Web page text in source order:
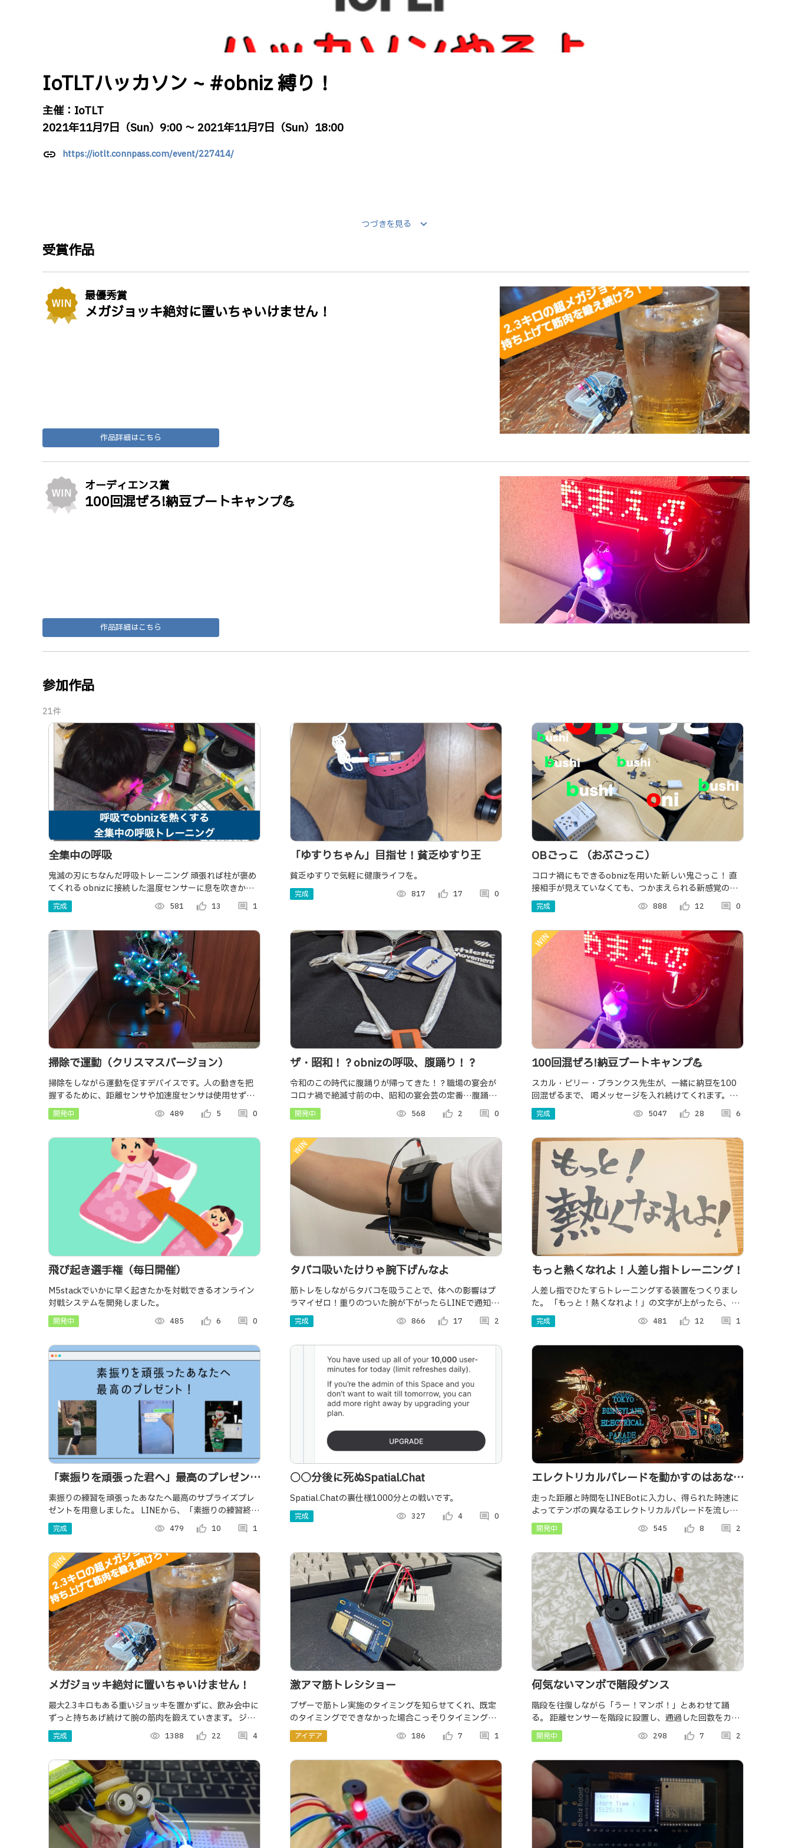
IoTLTハッカソン ~ #obniz 縛り！
主催：IoTLT
2021年11月7日（Sun）9:00 ～ 2021年11月7日（Sun）18:00
link https://iotlt.connpass.com/event/227414/
つづきを見る keyboard_arrow_down
受賞作品
最優秀賞
メガジョッキ絶対に置いちゃいけません！
作品詳細はこちら
オーディエンス賞
100回混ぜろ!納豆ブートキャンプ💪
作品詳細はこちら
参加作品
21件
全集中の呼吸
鬼滅の刃にちなんだ呼吸トレーニング 頑張れば柱が褒め
てくれる obnizに接続した温度センサーに息を吹きかけ
て温めることで、肺活量を鍛えることを目的としたトレ
ーニングデバイスです。
完成 visibility 581 thumb_up_alt 13 comment 1
「ゆすりちゃん」目指せ！貧乏ゆすり王
貧乏ゆすりで気軽に健康ライフを。
完成 visibility 817 thumb_up_alt 17 comment 0
OBごっこ （おぶごっこ）
コロナ禍にもできるobnizを用いた新しい鬼ごっこ！ 直
接相手が見えていなくても、つかまえられる新感覚の鬼
ごっこ。 デジタル技術とリアルの融合で新たな戦術が生
まれるかも...？
完成 visibility 888 thumb_up_alt 12 comment 0
掃除で運動（クリスマスバージョン）
掃除をしながら運動を促すデバイスです。人の動きを把
握するために、距離センサや加速度センサは使用せず、
obnizのBLEの電波強度を使用しました。このため、
obnizとスマホがあれば使用できます。
開発中 visibility 489 thumb_up_alt 5 comment 0
ザ・昭和！？obnizの呼吸、腹踊り！？
令和のこの時代に腹踊りが帰ってきた！？職場の宴会が
コロナ禍で絶滅寸前の中、昭和の宴会芸の定番…腹踊り
が新たな価値をもってくる！？
開発中 visibility 568 thumb_up_alt 2 comment 0
100回混ぜろ!納豆ブートキャンプ💪
スカル・ビリー・ブランクス先生が、一緒に納豆を100
回混ぜるまで、 喝メッセージを入れ続けてくれます。ず
っと目を光らせているので、 納豆の粘りも、あなたの粘
り強さも、見逃す心配ございません。
完成 visibility 5047 thumb_up_alt 28 comment 6
飛び起き選手権（毎日開催）
M5stackでいかに早く起きたかを対戦できるオンライン
対戦システムを開発しました。
開発中 visibility 485 thumb_up_alt 6 comment 0
タバコ吸いたけりゃ腕下げんなよ
筋トレをしながらタバコを吸うことで、体への影響はプ
ラマイゼロ！重りのついた腕が下がったらLINEで通知さ
れ赤ランプが点灯！そして罰ゲームが待っている、、、
完成 visibility 866 thumb_up_alt 17 comment 2
もっと熱くなれよ！人差し指トレーニング！
人差し指でひたすらトレーニングする装置をつくりまし
た。 「もっと！熱くなれよ！」の文字が上がったら、修
造を起き上がらせろ！
完成 visibility 481 thumb_up_alt 12 comment 1
「素振りを頑張った君へ」最高のプレゼン
ト！！
素振りの練習を頑張ったあなたへ最高のサプライズプレ
ゼントを用意しました。 LINEから、「素振りの練習終わ
ったよ！」と伝えると返信がきて、サプライズの音楽が
流れるシステムを制作しました。
完成 visibility 479 thumb_up_alt 10 comment 1
○○分後に死ぬSpatial.Chat
Spatial.Chatの裏仕様1000分との戦いです。
完成 visibility 327 thumb_up_alt 4 comment 0
エレクトリカルパレードを動かすのはあなた
だ
走った距離と時間をLINEBotに入力し、得られた時速に
よってテンポの異なるエレクトリカルパレードを流しま
す。
開発中 visibility 545 thumb_up_alt 8 comment 2
メガジョッキ絶対に置いちゃいけません！
最大2.3キロもある重いジョッキを置かずに、飲み会中に
ずっと持ちあげ続けて腕の筋肉を鍛えていきます。 ジョ
ッキをテーブルに置いてしまったときは、持ち上げ
な！！と言わんばかりに、警告します！
完成 visibility 1388 thumb_up_alt 22 comment 4
激アマ筋トレシショー
ブザーで筋トレ実施のタイミングを知らせてくれ、既定
のタイミングでできなかった場合こっそりタイミングを
遅くしてくれる。そんな激アマな師匠（シショー）を
obniz使って作成してみました。
アイデア visibility 186 thumb_up_alt 7 comment 1
何気ないマンボで階段ダンス
階段を往復しながら「うー！マンボ！」とあわせて踊
る。 距離センサーを階段に設置し、通過した回数をカウ
ントできるもの。 音楽が鳴っている間やらなくてはなら
ないルール。
開発中 visibility 298 thumb_up_alt 7 comment 2